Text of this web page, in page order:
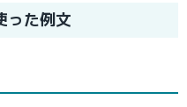
った例文